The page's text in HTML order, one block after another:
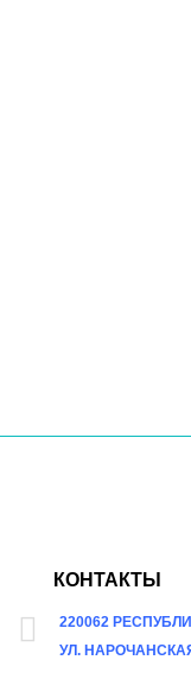
КОНТАКТЫ
220062
УЛ.